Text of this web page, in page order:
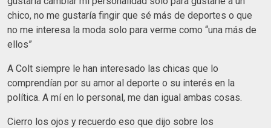
chico, no me gustaría fingir que sé más de deportes o que
no me interesa la moda solo para verme como “una más de
ellos”
A Colt siempre le han interesado las chicas que lo
comprendían por su amor al deporte o su interés en la
política. A mí en lo personal, me dan igual ambas cosas.
Cierro los ojos y recuerdo eso que dijo sobre los